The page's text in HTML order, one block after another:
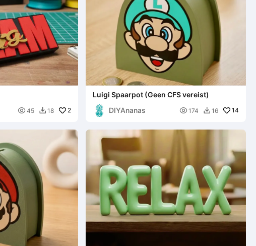
 45  18 2
Luigi Spaarpot (Geen CFS vereist)
DIYAnanas
 174  16 14